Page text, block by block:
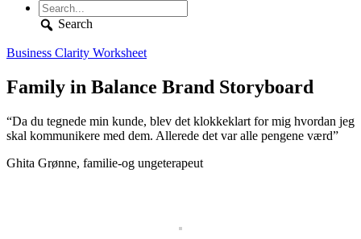
Search
Business Clarity Worksheet
Family in Balance Brand Storyboard
“Da du tegnede min kunde, blev det klokkeklart for mig hvordan jeg
skal kommunikere med dem. Allerede det var alle pengene værd”
Ghita Grønne, familie-og ungeterapeut